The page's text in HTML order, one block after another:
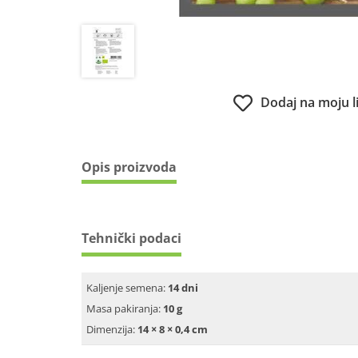
Dodaj na moju
Opis proizvoda
Tehnički podaci
Kaljenje semena: 14 dni
Masa pakiranja: 10 g
Dimenzija: 14 × 8 × 0,4 cm